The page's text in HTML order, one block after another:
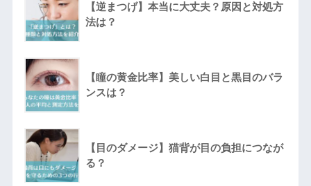
【逆まつげ】本当に大丈夫？原因と対処方
法は？
【瞳の黄金比率】美しい白目と黒目のバラ
ンスは？
【目のダメージ】猫背が目の負担につなが
る？